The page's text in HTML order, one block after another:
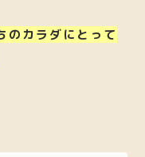
のカラダにとって